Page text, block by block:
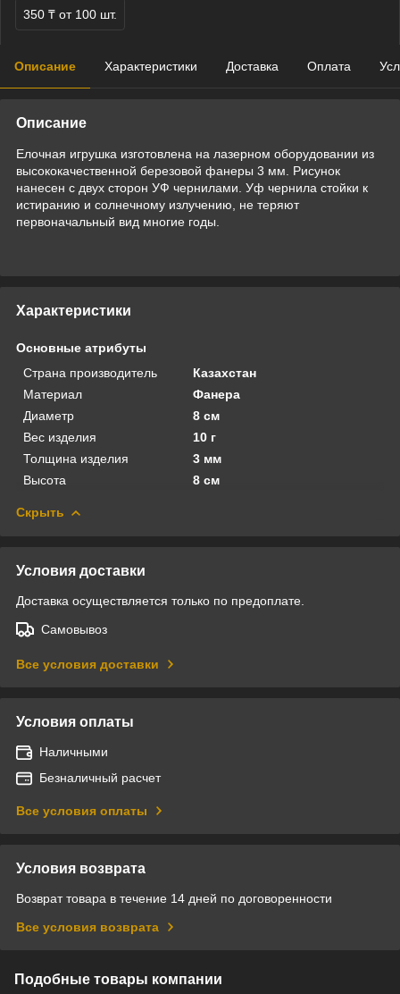
350 ₸ от 100 шт.
Описание Характеристики Доставка Оплата
Описание
Елочная игрушка изготовлена на лазерном оборудовании из
высококачественной березовой фанеры 3 мм. Рисунок
нанесен с двух сторон УФ чернилами. Уф чернила стойки к
истиранию и солнечному излучению, не теряют
первоначальный вид многие годы.
Характеристики
Основные атрибуты
Страна производитель
Казахстан
Материал
Фанера
Диаметр
8 см
Вес изделия
10 г
Толщина изделия
3 мм
Высота
8 см
Скрыть
Условия доставки
Доставка осуществляется только по предоплате.
Самовывоз
Все условия доставки
Условия оплаты
Наличными
Безналичный расчет
Все условия оплаты
Условия возврата
Возврат товара в течение 14 дней по договоренности
Все условия возврата
Подобные товары компании